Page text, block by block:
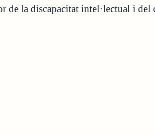
la discapacitat intel·lectual i